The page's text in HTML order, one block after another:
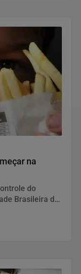
na
do
Brasileira de
física.